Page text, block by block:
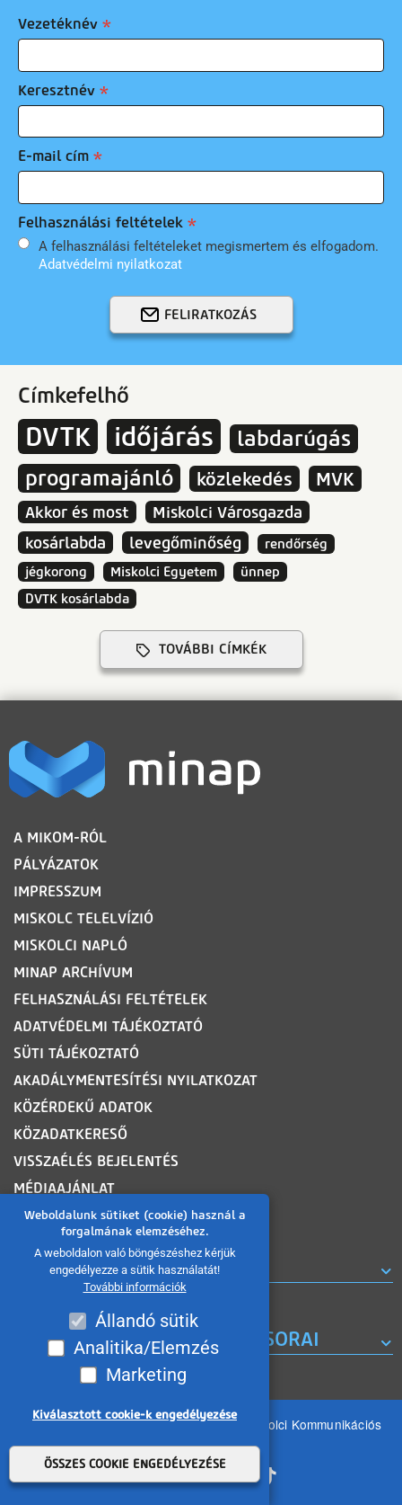
Weboldalunk sütiket (cookie) használ a
forgalmának elemzéséhez.
A weboldalon való böngészéshez kérjük
engedélyezze a sütik használatát!
További információk
Állandó sütik
Analitika/Elemzés
Marketing
Kiválasztott cookie-k engedélyezése
ÖSSZES COOKIE ENGEDÉLYEZÉSE
Vezetéknév
Keresztnév
E-mail cím
Felhasználási feltételek
A felhasználási feltételeket megismertem és elfogadom.
Adatvédelmi nyilatkozat
FELIRATKOZÁS
Címkefelhő
DVTK időjárás
labdarúgás
programajánló
közlekedés MVK
Akkor és most
Miskolci Városgazda
kosárlabda
levegőminőség
rendőrség
jégkorong
Miskolci Egyetem
ünnep
DVTK kosárlabda
TOVÁBBI CÍMKÉK
LÁBLÉC
A MIKOM-RÓL
PÁLYÁZATOK
IMPRESSZUM
MISKOLC TELELVÍZIÓ
MISKOLCI NAPLÓ
MINAP ARCHÍVUM
FELHASZNÁLÁSI FELTÉTELEK
ADATVÉDELMI TÁJÉKOZTATÓ
SÜTI TÁJÉKOZTATÓ
AKADÁLYMENTESÍTÉSI NYILATKOZAT
KÖZÉRDEKŰ ADATOK
KÖZADATKERESŐ
VISSZAÉLÉS BEJELENTÉS
MÉDIAAJÁNLAT
OLDALTÉRKÉP
ROVATOK
A MISKOLC TV KORÁBBI MŰSORAI
Minden jog fenntartva 2026 © MIKOM Miskolci Kommunikációs
Nonprofit Kft.